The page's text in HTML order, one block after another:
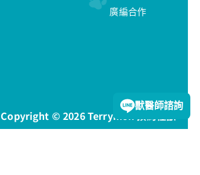
廣編合作
隱私權政策
Copyright © 2026 Terrymon 預約怪獸
獸醫師諮詢